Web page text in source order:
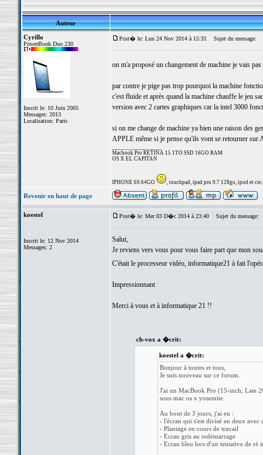
Auteur
Cyrillo
PowerBook Duo 230
Inscrit le: 10 Juin 2005
Messages: 2013
Localisation: Paris
Post� le: Lun 24 Nov 2014 à 15:31 Sujet du message:
on m'a proposé un changement de machine je vais
par contre je pige pas trop pourquoi la machine
c'est fluide et après quand la machine chauffe le jeu
version avec 2 cartes graphiques car la intel 3000
si on me change de machine ya bien une raison des
APPLE même si je pense qu'ils vont se retourner sur
Macbook Pro RETINA 15 1TO SSD 16GO RAM
OS X EL CAPITAN
IPHONE 6S 64GO , touchpad, ipad pro 9.7 128go, ipod et
Revenir en haut de page
koestel
Inscrit le: 12 Nov 2014
Messages: 2
Post� le: Mer 03 D�c 2014 à 23:40 Sujet du message:
Salut,
Je reviens vers vous pour vous faire part que mon
C'était le processeur vidéo, informatique21 à fait
Impressionnant
Merci à vous et à informatique 21 !!
ch-vox a �crit:
koestel a �crit:
Bonjour à toutes et tous,
Je suis nouveau sur ce forum.
J'ai un MacBook Pro (15-inch, Late
sous mac os x yosemite
Au bout de 3 jours, j'ai eu :
- l'écran qui s'est divisé en deux avec
- Plantage en cours de travail
- Ecran gris au redémarrage
- Ecran bleu lors d'un tentative de ré